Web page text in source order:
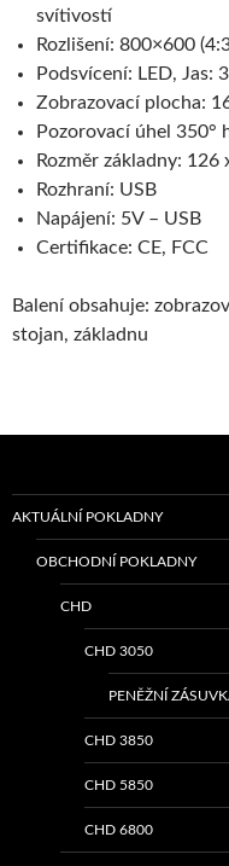
svítivostí
Rozlišení: 800×600
Podsvícení: LED, Jas:
Zobrazovací plocha:
Pozorovací úhel 350°
Rozměr základny: 126
Rozhraní: USB
Napájení: 5V – USB
Certifikace: CE, FCC
Balení obsahuje:
stojan, základnu
AKTUÁLNÍ POKLADNY
OBCHODNÍ POKLADNY
CHD
CHD 3050
PENĚŽNÍ
CHD 3850
CHD 5850
CHD 6800